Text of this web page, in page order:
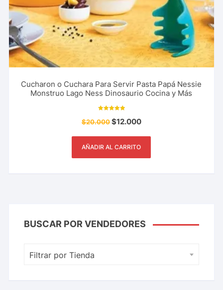
Cucharon o Cuchara Para Servir Pasta Papá Nessie
Monstruo Lago Ness Dinosaurio Cocina y Más
5.00
de 5
$20.000$12.000
AÑADIR AL CARRITO
BUSCAR POR VENDEDORES
Filtrar por Tienda